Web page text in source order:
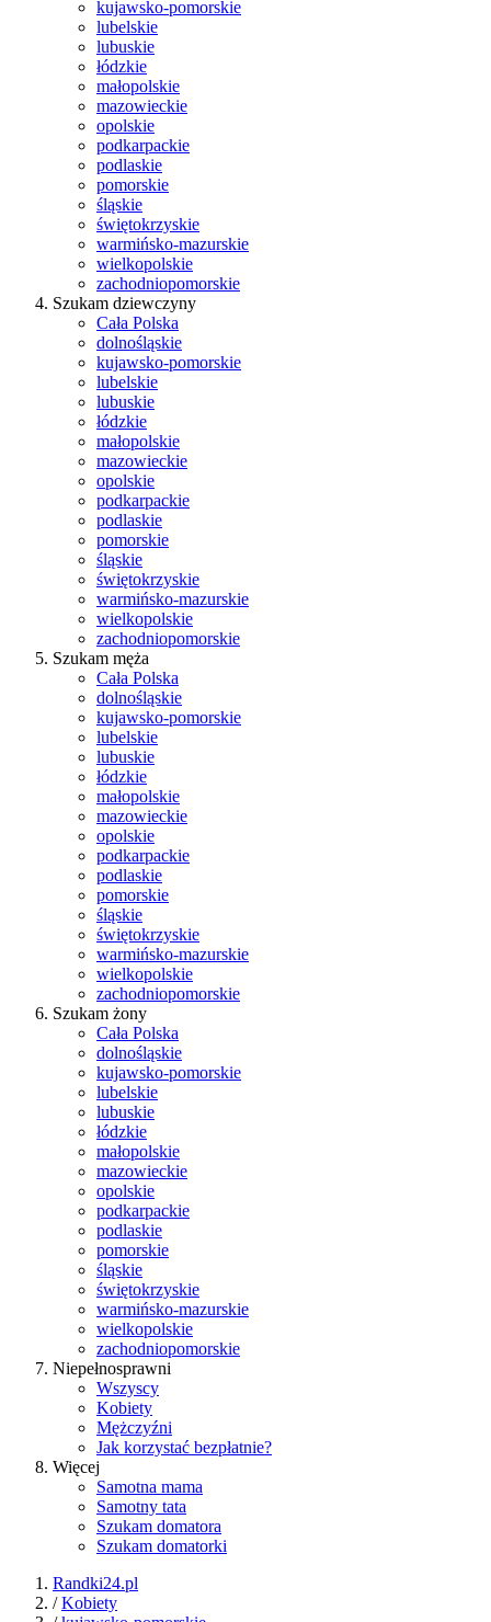
kujawsko-pomorskie
lubelskie
lubuskie
łódzkie
małopolskie
mazowieckie
opolskie
podkarpackie
podlaskie
pomorskie
śląskie
świętokrzyskie
warmińsko-mazurskie
wielkopolskie
zachodniopomorskie
Szukam dziewczyny
Cała Polska
dolnośląskie
kujawsko-pomorskie
lubelskie
lubuskie
łódzkie
małopolskie
mazowieckie
opolskie
podkarpackie
podlaskie
pomorskie
śląskie
świętokrzyskie
warmińsko-mazurskie
wielkopolskie
zachodniopomorskie
Szukam męża
Cała Polska
dolnośląskie
kujawsko-pomorskie
lubelskie
lubuskie
łódzkie
małopolskie
mazowieckie
opolskie
podkarpackie
podlaskie
pomorskie
śląskie
świętokrzyskie
warmińsko-mazurskie
wielkopolskie
zachodniopomorskie
Szukam żony
Cała Polska
dolnośląskie
kujawsko-pomorskie
lubelskie
lubuskie
łódzkie
małopolskie
mazowieckie
opolskie
podkarpackie
podlaskie
pomorskie
śląskie
świętokrzyskie
warmińsko-mazurskie
wielkopolskie
zachodniopomorskie
Niepełnosprawni
Wszyscy
Kobiety
Mężczyźni
Jak korzystać bezpłatnie?
Więcej
Samotna mama
Samotny tata
Szukam domatora
Szukam domatorki
Randki24.pl
/Kobiety